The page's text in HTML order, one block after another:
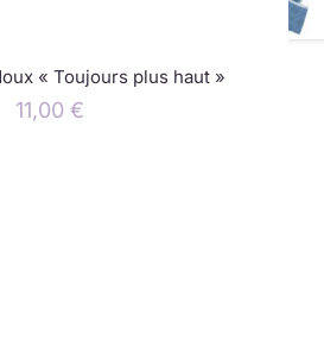
« Toujours plus haut »
11,00€